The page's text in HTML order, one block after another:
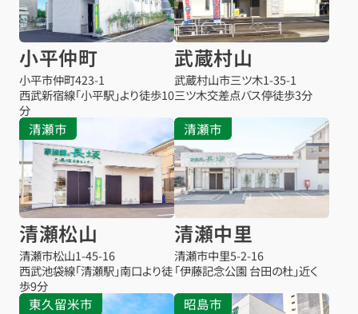
小平仲町
小平市仲町423-1
西武新宿線「小平駅」より徒歩10
分
武蔵村山
武蔵村山市三ツ木1-35-1
三ツ木交差点バス停徒歩3分
清瀬市
清瀬松山
清瀬市松山1-45-16
西武池袋線「清瀬駅」南口より徒
歩9分
清瀬市
清瀬中里
清瀬市中里5-2-16
「伊藤記念公園 台田の杜」近く
東久留米市 昭島市